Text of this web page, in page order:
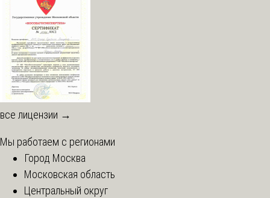
все лицензии →
Мы работаем с регионами
Город Москва
Московская область
Центральный округ